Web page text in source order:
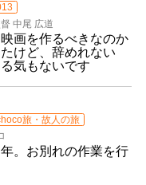
中尾 広道
画を作るべきなのか
けど、辞めれない
気もないです
旅・故人の旅
。お別れの作業を行